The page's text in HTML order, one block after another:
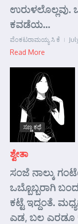
ಉರುಳಲೊಲ್ಲವು.
ಕವಡೆಯ...
ವೆಂಕಟರಾಮಯ್ಯ ಸಿ ಕೆ
Read More
ಸಣ್ಣ ಕಥೆ
ಶ್ವೇತಾ
ಸಂಜೆ ನಾಲ್ಕು
ಒಬ್ಬೊಬ್ಬರಾಗಿ
ಕಟ್ಟೆ ಇದ್ದಂತೆ.
ಎಡ, ಬಲ ಎರಡೂ